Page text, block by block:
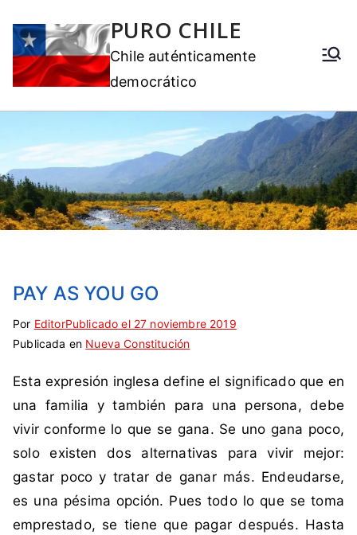
PURO CHILE
Chile auténticamente
democrático
PAY AS YOU GO
Por EditorPublicado el 27 noviembre 2019
Publicada en Nueva Constitución
E
t
q
u
e
a
d
a
c
S
i
c
o
m
n
t
a
r
Esta expresión inglesa define el significado que en
una familia y también para una persona, debe
vivir conforme lo que se gana. Se uno gana poco,
solo existen dos alternativas para vivir mejor:
gastar poco y tratar de ganar más. Endeudarse,
es una pésima opción. Pues todo lo que se toma
emprestado, se tiene que pagar después. Hasta